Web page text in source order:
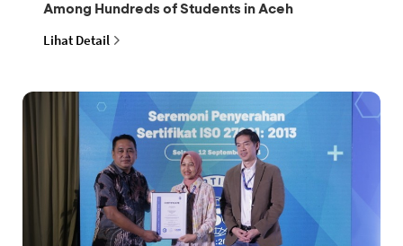
Among Hundreds of Students in Aceh
Lihat Detail